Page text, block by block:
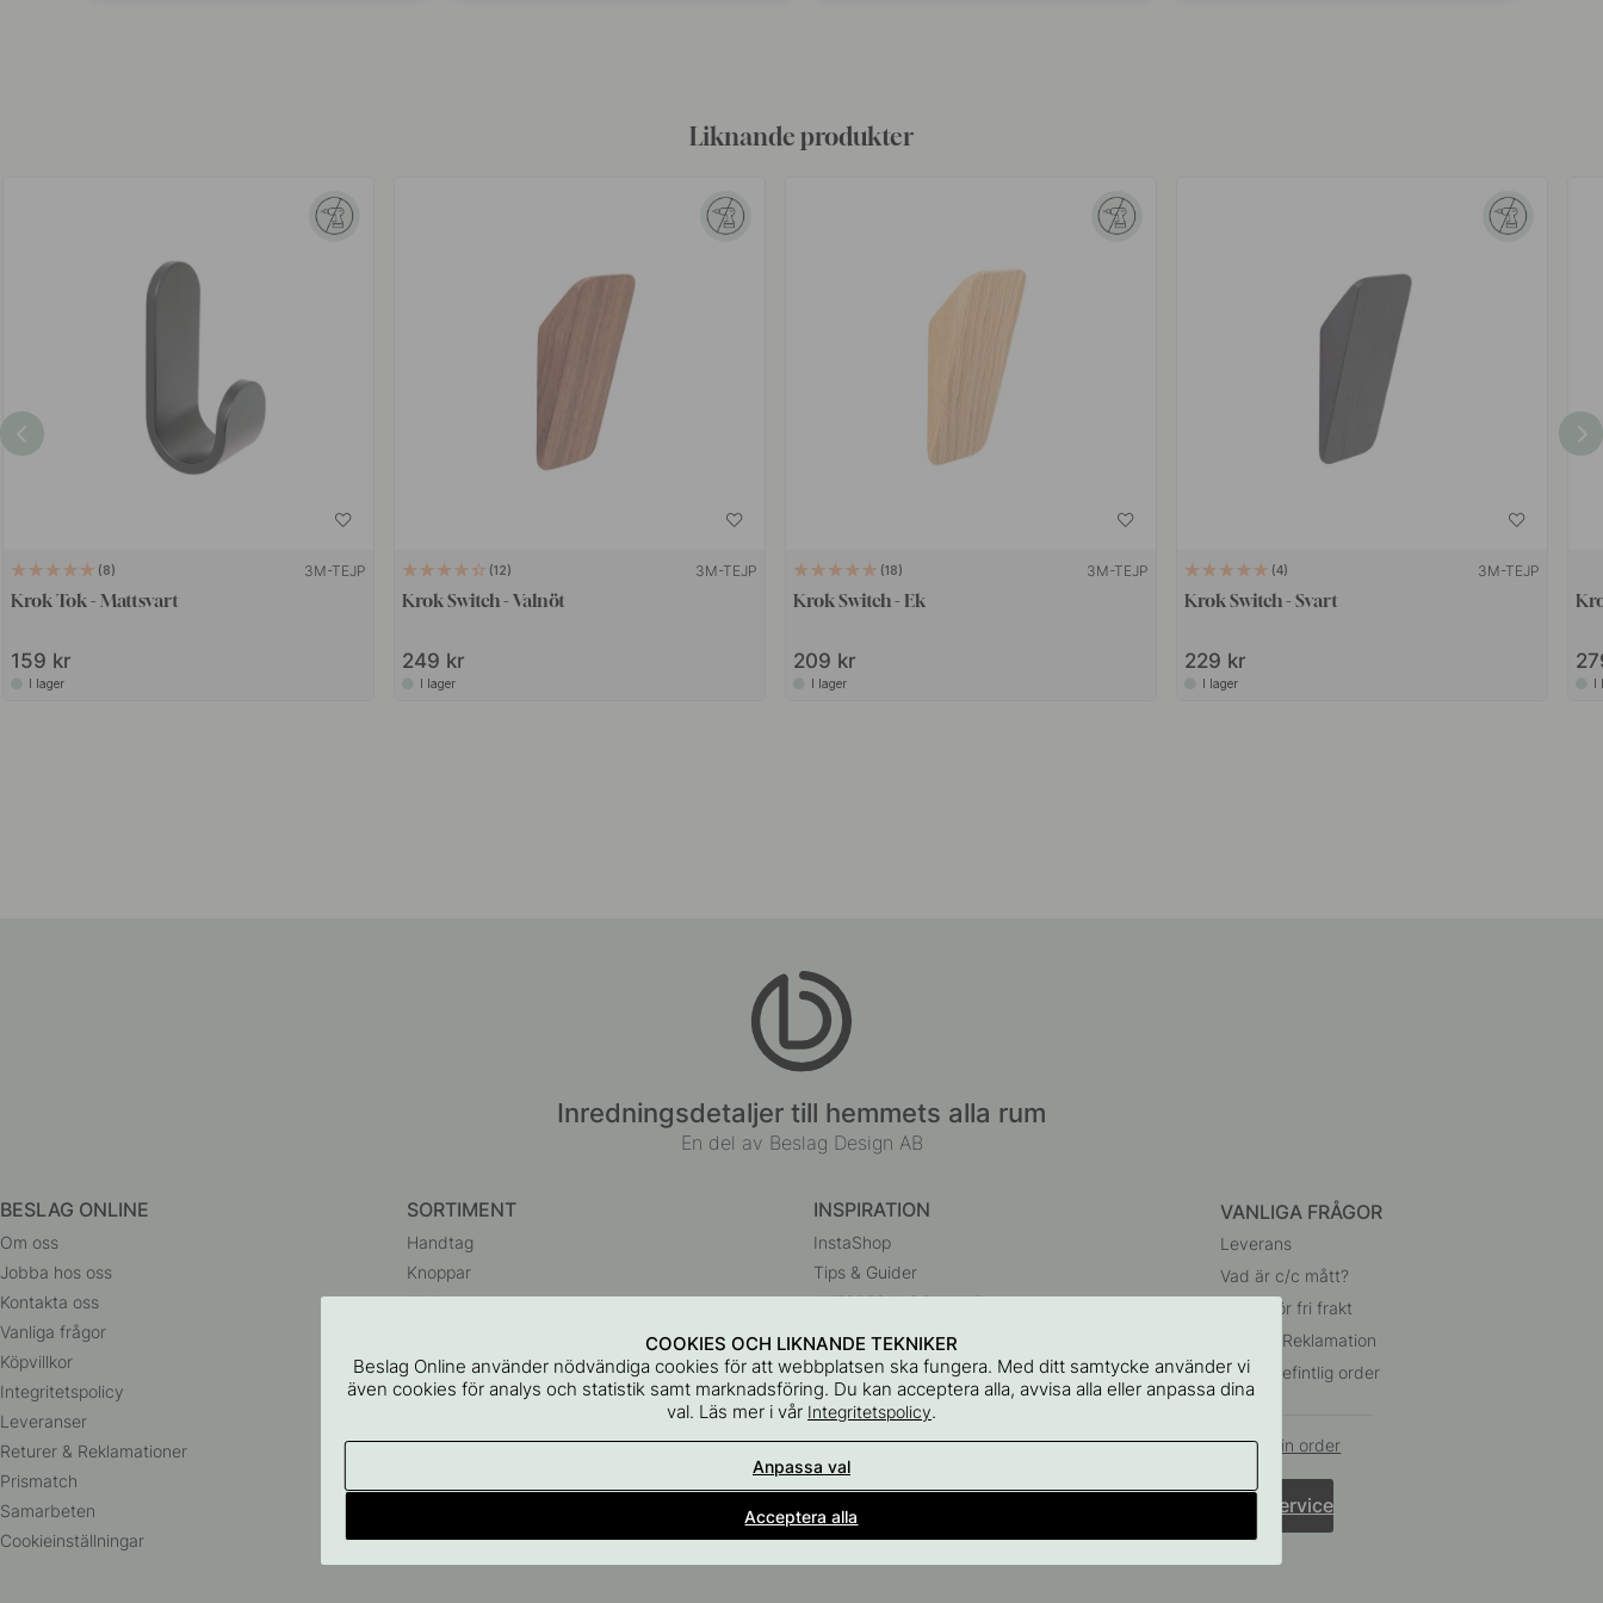
Liknande produkter
8 3M-TEJP
Krok Tok - Mattsvart
159 kr
I lager
12 3M-TEJP
Krok Switch - Valnöt
249 kr
I lager
18 3M-TEJP
Krok Switch - Ek
209 kr
I lager
4 3M-TEJP
Krok Switch - Svart
229 kr
I lager
Inredningsdetaljer till hemmets alla rum
En del av Beslag Design AB
BESLAG ONLINE
Om oss
Jobba hos oss
Kontakta oss
Vanliga frågor
Köpvillkor
Integritetspolicy
Leveranser
Returer & Reklamationer
Prismatch
Samarbeten
Cookieinställningar
SORTIMENT
Handtag
Knoppar
Krokar
Badrumstillbehör
Förvaring
INSPIRATION
InstaShop
Tips & Guider
#YESBESLAGONLINE
VANLIGA FRÅGOR
Leverans
Vad är c/c mått?
Villkor för fri frakt
Retur & Reklamation
Ändra befintlig order
Ångra din order
Kundservice
COOKIES OCH LIKNANDE TEKNIKER
Beslag Online använder nödvändiga cookies för att webbplatsen ska fungera. Med ditt samtycke använder vi
även cookies för analys och statistik samt marknadsföring. Du kan acceptera alla, avvisa alla eller anpassa dina
val. Läs mer i vår Integritetspolicy.
Anpassa val
Acceptera alla